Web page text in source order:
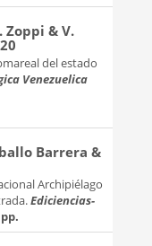
Zoppi & V.
del estado
Venezuelica
Barrera &
Archipiélago
Ediciencias-